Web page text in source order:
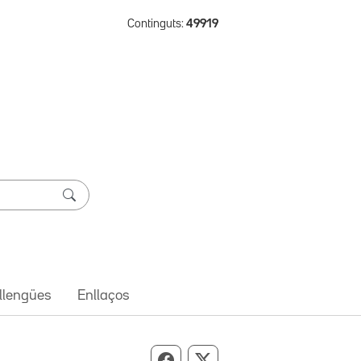
Continguts: 49919
Enllaços